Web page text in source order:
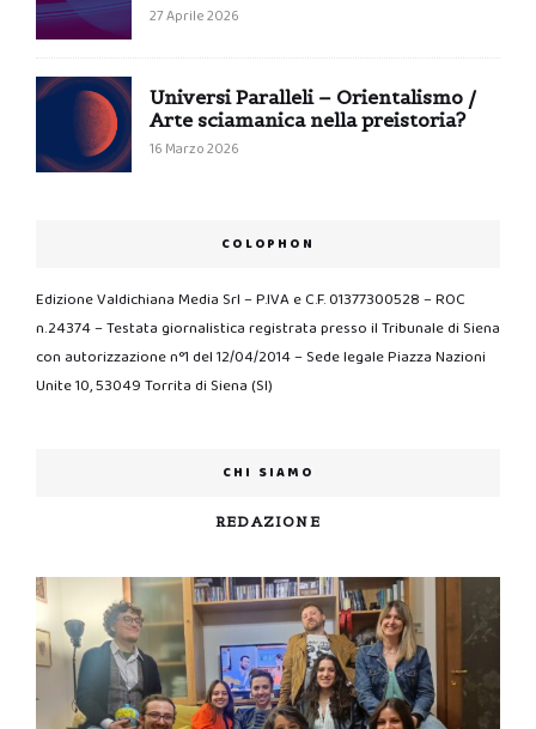
27 Aprile 2026
Universi Paralleli – Orientalismo /
Arte sciamanica nella preistoria?
16 Marzo 2026
COLOPHON
Edizione Valdichiana Media Srl – P.IVA e C.F. 01377300528 – ROC
n.24374 – Testata giornalistica registrata presso il Tribunale di Siena
con autorizzazione n°1 del 12/04/2014 – Sede legale Piazza Nazioni
Unite 10, 53049 Torrita di Siena (SI)
CHI SIAMO
REDAZIONE